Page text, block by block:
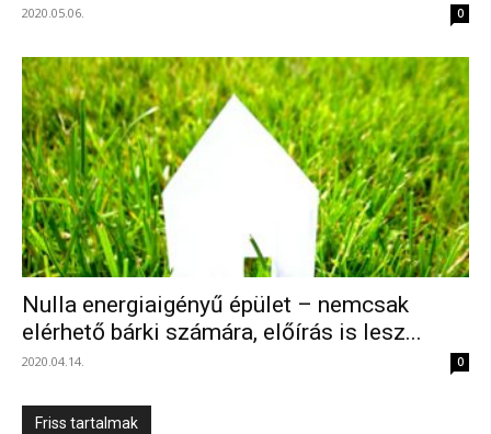
2020.05.06. 0
Nulla energiaigényű épület – nemcsak
elérhető bárki számára, előírás is lesz...
2020.04.14. 0
Friss tartalmak